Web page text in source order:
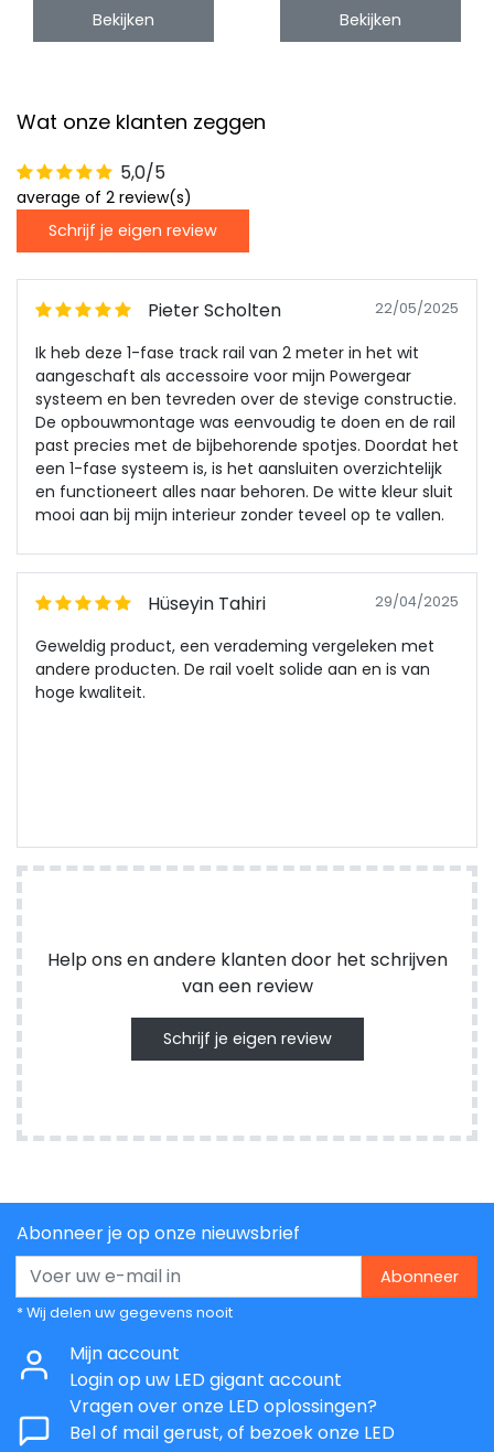
Bekijken Bekijken
Wat onze klanten zeggen
5,0/5
average of 2 review(s)
Schrijf je eigen review
Pieter Scholten 22/05/2025
Ik heb deze 1-fase track rail van 2 meter in het wit
aangeschaft als accessoire voor mijn Powergear
systeem en ben tevreden over de stevige constructie.
De opbouwmontage was eenvoudig te doen en de rail
past precies met de bijbehorende spotjes. Doordat het
een 1-fase systeem is, is het aansluiten overzichtelijk
en functioneert alles naar behoren. De witte kleur sluit
mooi aan bij mijn interieur zonder teveel op te vallen.
Hüseyin Tahiri 29/04/2025
Geweldig product, een verademing vergeleken met
andere producten. De rail voelt solide aan en is van
hoge kwaliteit.
Help ons en andere klanten door het schrijven
van een review
Schrijf je eigen review
Abonneer je op onze nieuwsbrief
Abonneer
* Wij delen uw gegevens nooit
Mijn account
Login op uw LED gigant account
Vragen over onze LED oplossingen?
Bel of mail gerust, of bezoek onze LED